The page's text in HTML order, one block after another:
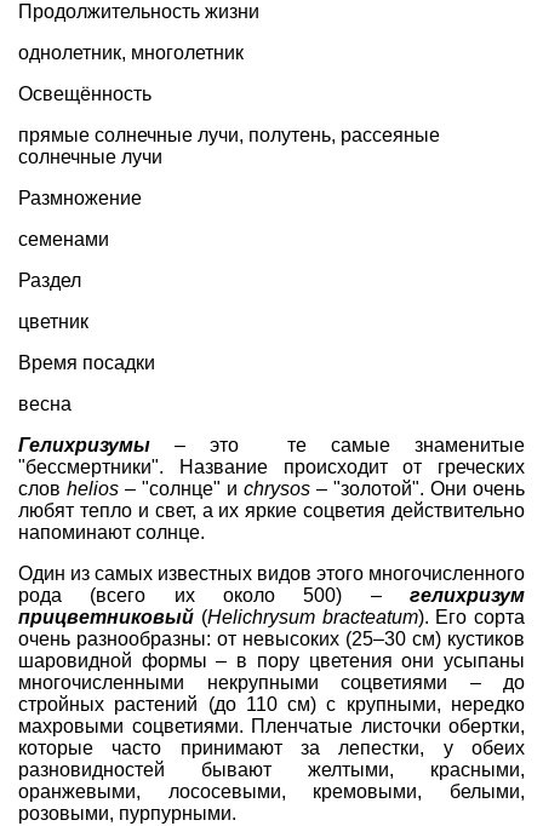
Продолжительность жизни
однолетник, многолетник
Освещённость
прямые солнечные лучи, полутень, рассеяные
солнечные лучи
Размножение
семенами
Раздел
цветник
Время посадки
весна
Гелихризумы – это те самые знаменитые
"бессмертники". Название происходит от греческих
слов helios – "солнце" и chrysos – "золотой". Они очень
любят тепло и свет, а их яркие соцветия действительно
напоминают солнце.
Один из самых известных видов этого многочисленного
рода (всего их около 500) – гелихризум
прицветниковый (Helichrysum bracteatum). Его сорта
очень разнообразны: от невысоких (25–30 см) кустиков
шаровидной формы – в пору цветения они усыпаны
многочисленными некрупными соцветиями – до
стройных растений (до 110 см) с крупными, нередко
махровыми соцветиями. Пленчатые листочки обертки,
которые часто принимают за лепестки, у обеих
разновидностей бывают желтыми, красными,
оранжевыми, лососевыми, кремовыми, белыми,
розовыми, пурпурными.